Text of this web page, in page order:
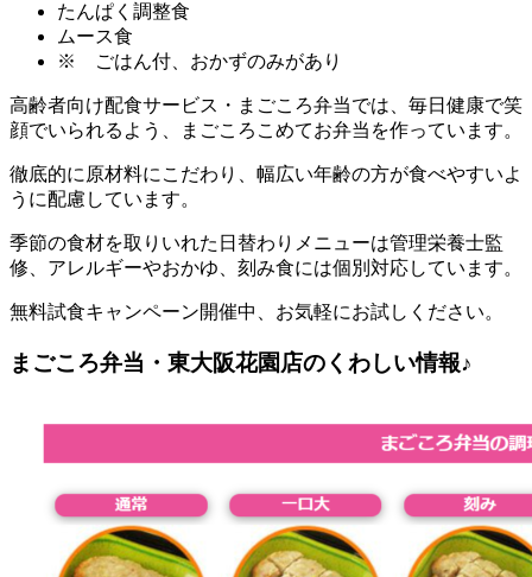
たんぱく調整食
ムース食
※ ごはん付、おかずのみがあり
高齢者向け配食サービス・まごころ弁当では、毎日健康で笑
顔でいられるよう、まごころこめてお弁当を作っています。
徹底的に原材料にこだわり、幅広い年齢の方が食べやすいよ
うに配慮しています。
季節の食材を取りいれた日替わりメニューは管理栄養士監
修、アレルギーやおかゆ、刻み食には個別対応しています。
無料試食キャンペーン開催中、お気軽にお試しください。
まごころ弁当・東大阪花園店のくわしい情報♪